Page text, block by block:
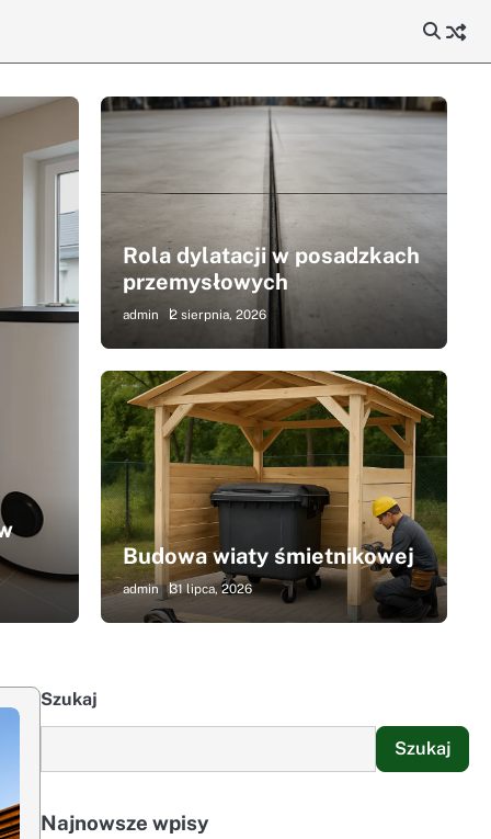
posadzkach
bezawaryjnej eksploatacji powierzchni
magazynach. Odpowiednie rozwiązania
obciążenia, różnice…
Rola dylatacji w posadzkach
przemysłowych
admin 2 sierpnia, 2026
Budowa wiaty śmietnikowej
admin 31 lipca, 2026
Szukaj
Szukaj
Najnowsze wpisy